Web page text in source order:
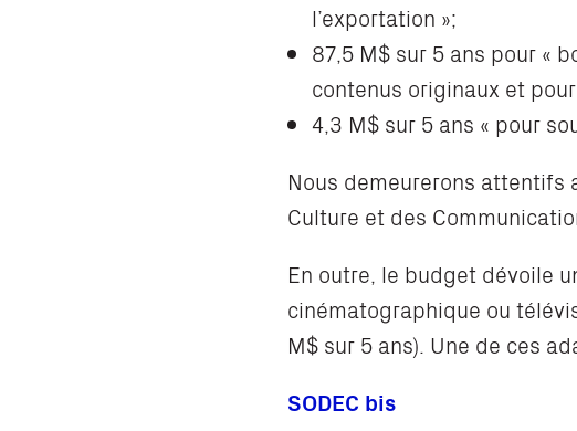
l’exportation »;
87,5 M$ sur 5 ans pour «
contenus originaux et
4,3 M$ sur 5 ans « pour
Nous demeurerons
Culture et des
En outre, le budget dévoile
cinématographique ou
M$ sur 5 ans). Une de ces
SODEC bis